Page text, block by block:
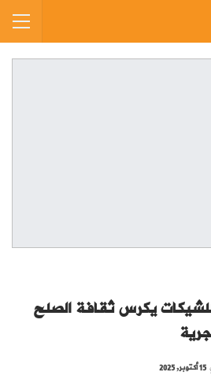
يكرس ثقافة الصلح
15 أكتوبر, 2025